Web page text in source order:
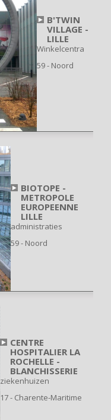
B'TWIN
VILLAGE -
LILLE
Winkelcentra
59 - Noord
BIOTOPE -
METROPOLE
EUROPEENNE
LILLE
administraties
59 - Noord
CENTRE
HOSPITALIER LA
ROCHELLE -
BLANCHISSERIE
ziekenhuizen
17 - Charente-Maritime